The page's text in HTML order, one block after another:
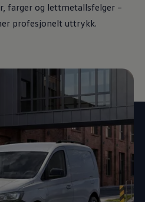
farger og lettmetallsfelger –
profesjonelt uttrykk.